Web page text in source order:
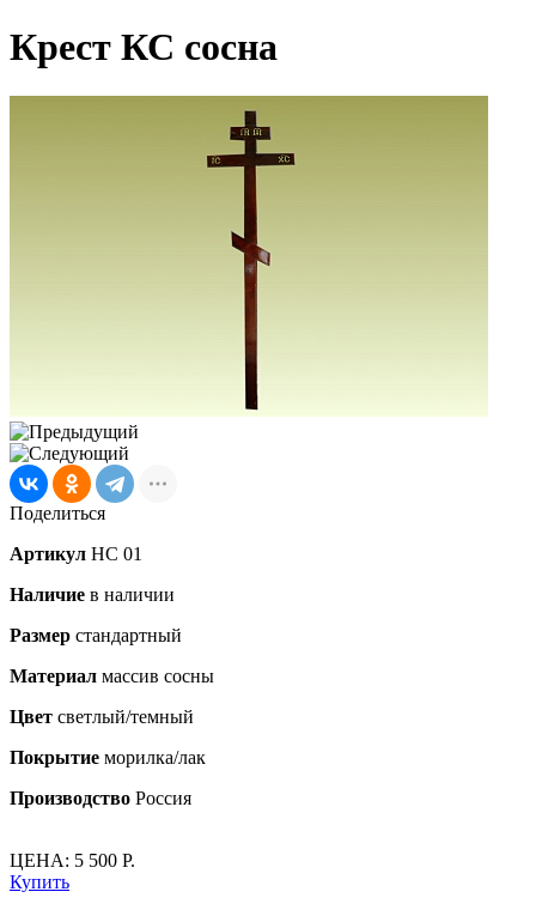
Крест КС сосна
Поделиться
Артикул НС 01
Наличие в наличии
Размер стандартный
Материал массив сосны
Цвет светлый/темный
Покрытие морилка/лак
Производство Россия
ЦЕНА: 5 500 Р.
Купить